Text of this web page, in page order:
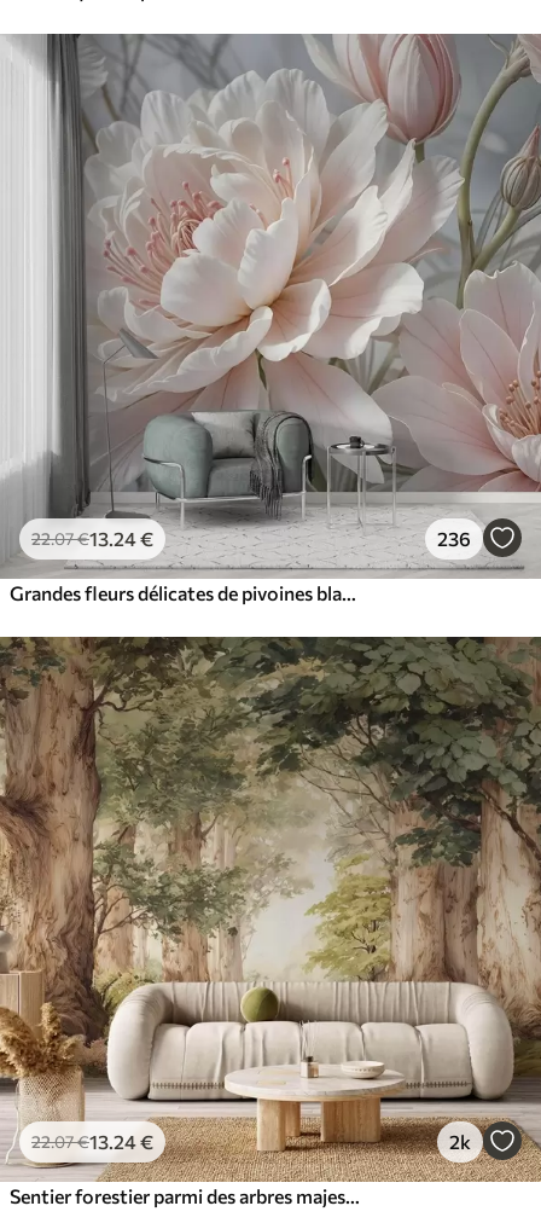
22.07€13 .24€ 236
22.07€13 .24€ 2k